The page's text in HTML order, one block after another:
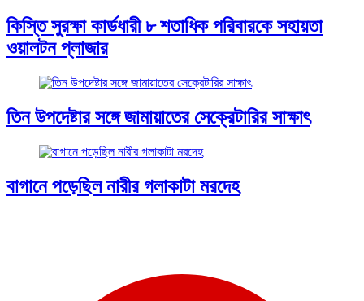
কিস্তি সুরক্ষা কার্ডধারী ৮ শতাধিক পরিবারকে সহায়তা
ওয়ালটন প্লাজার
তিন উপদেষ্টার সঙ্গে জামায়াতের সেক্রেটারির সাক্ষাৎ
বাগানে পড়েছিল নারীর গলাকাটা মরদেহ